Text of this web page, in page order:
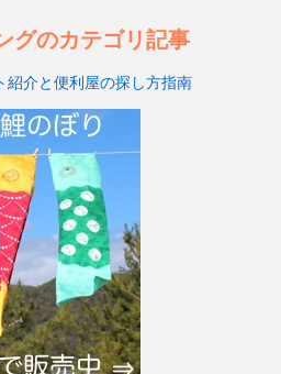
グのカテゴリ記事
紹介と便利屋の探し方指南